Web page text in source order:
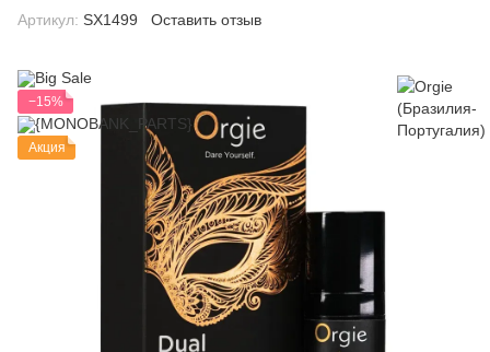
Артикул: SX1499 Оставить отзыв
−15%
Акция